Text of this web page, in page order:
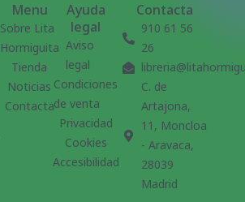
Menu
Sobre Lita
Hormiguita
Tienda
Noticias
Contacta
Ayuda
legal
Aviso
legal
Condiciones
de venta
Privacidad
Cookies
Accesibilidad
Contacta
910 61 56
26
C. de
Artajona,
11, Moncloa
- Aravaca,
28039
Madrid